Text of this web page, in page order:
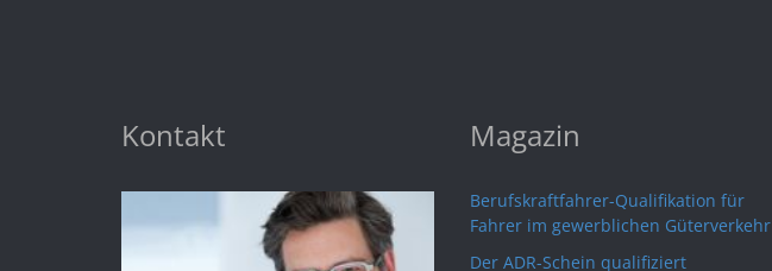
Kontakt Magazin
Berufskraftfahrer-Qualifikation für
Fahrer im gewerblichen Güterverkehr
Der ADR-Schein qualifiziert